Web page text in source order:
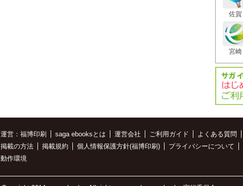
佐賀
宮崎
運営：福博印刷 saga ebooksとは 運営会社 ご利用ガイド よくある質問
掲載の方法
掲載規約 個人情報保護方針(福博印刷) プライバシーについて
動作環境